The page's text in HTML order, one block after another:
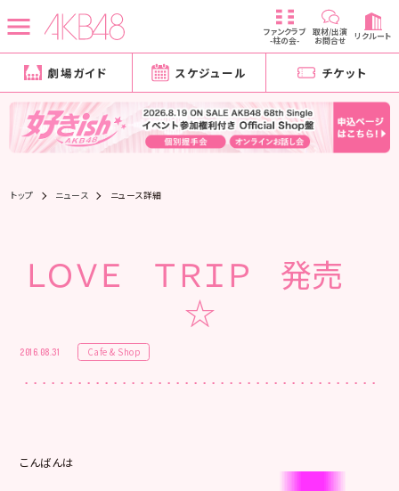
ファンクラブ
-柱の会-
取材/出演
お問合せ リクルート
劇場ガイド スケジュール チケット
トップ ニュース ニュース詳細
ＬＯＶＥ ＴＲＩＰ 発売
☆
2016.08.31 Cafe & Shop
こんばんは